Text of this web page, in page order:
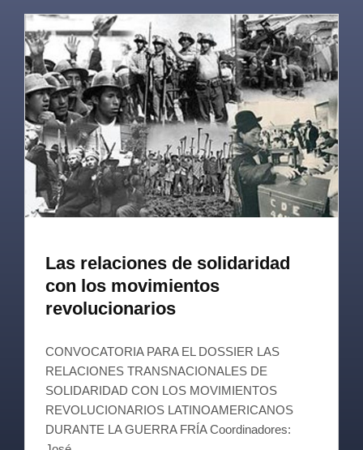
Las relaciones de solidaridad
con los movimientos
revolucionarios
CONVOCATORIA PARA EL DOSSIER LAS
RELACIONES TRANSNACIONALES DE
SOLIDARIDAD CON LOS MOVIMIENTOS
REVOLUCIONARIOS LATINOAMERICANOS
DURANTE LA GUERRA FRÍA Coordinadores: